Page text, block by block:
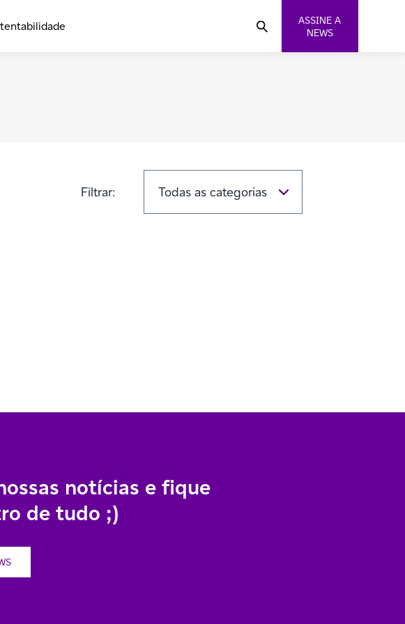
ASSINE A
NEWS
Filtrar:
notícias e fique
de tudo ;)